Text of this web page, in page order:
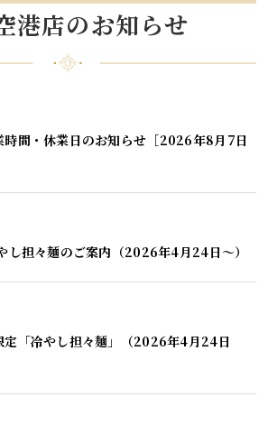
港店のお知らせ
時間・休業日のお知らせ［2026年8月7日
し担々麺のご案内（2026年4月24日～）
定「冷やし担々麺」（2026年4月24日